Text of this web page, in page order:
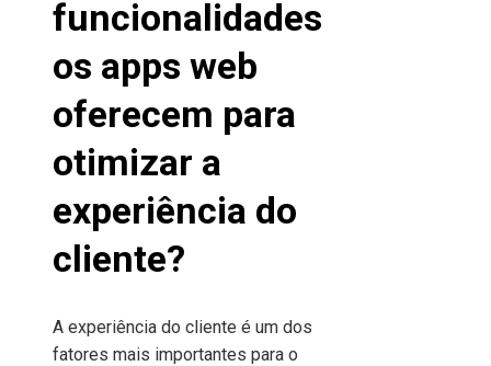
funcionalidades
os apps web
oferecem para
otimizar a
experiência do
cliente?
A experiência do cliente é um dos
fatores mais importantes para o